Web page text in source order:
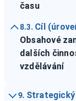
času
8.3. Cíl
Obsahové
dalších
vzdělávání
9.